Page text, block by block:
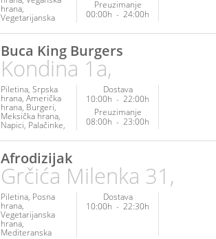
hrana
Vegetarijanska
hrana
Preuzimanje
00:00h - 24:00h
Buca King Burgers
Kondina 1a,
Piletina Srpska
hrana Američka
hrana Burgeri
Meksička hrana
Napici Palačinke
Sendviči
Dostava
10:00h - 22:00h
Preuzimanje
08:00h - 23:00h
Afrodizijak
Grčića Milenka 31,
Piletina Posna
hrana
Vegetarijanska
hrana
Mediteranska
Dostava
10:00h - 22:30h